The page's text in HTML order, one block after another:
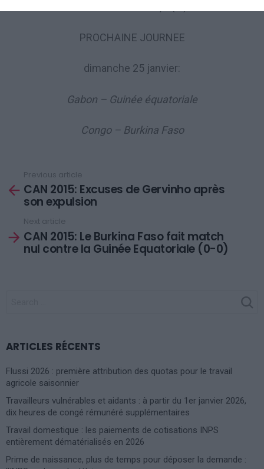
PROCHAINE JOURNEE
dimanche 25 janvier:
Gabon – Guinée équatoriale
Congo – Burkina Faso
more
Previous article
CAN 2015: Excuses de Gervinho après
son expulsion
Next article
CAN 2015: Le Burkina Faso fait match
nul contre la Guinée Equatoriale (0-0)
ARTICLES RÉCENTS
Flussi 2026 : première attribution des quotas pour le travail
agricole saisonnier
Travailleurs vulnérables et aidants : à partir du 1er janvier 2026,
dix heures de congé rémunéré supplémentaires
Travail domestique : les paiements de cotisations INPS
entièrement dématérialisés en 2026
Prime de naissance, plus de temps pour déposer la demande :